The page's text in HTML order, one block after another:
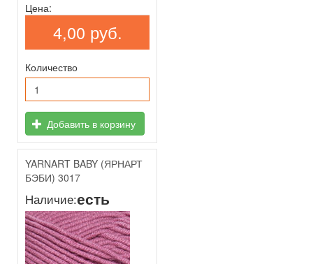
Цена:
4,00 руб.
Количество
Добавить в корзину
YARNART BABY (ЯРНАРТ
БЭБИ) 3017
Наличие:есть